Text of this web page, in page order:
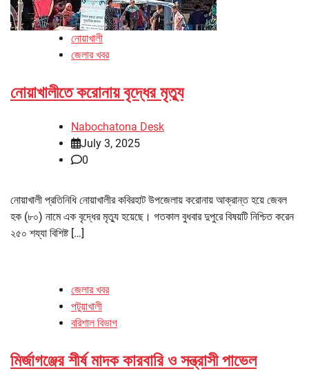
নোয়াখালী
জেলার খবর
নোয়াখালীতে করোনায় বৃদ্ধের মৃত্যু
Nabochatona Desk
July 3, 2025
0
নোয়াখালী প্রতিনিধি নোয়াখালীর কবিরহাট উপজেলায় করোনায় আক্রান্ত হয়ে জেবল
হক (৮০) নামে এক বৃদ্ধের মৃত্যু হয়েছে। গতকাল বুধবার দুপুরে বিষয়টি নিশ্চিত করেন
২৫০ শয্যা বিশিষ্ট […]
জেলার খবর
পটুয়াখালী
বরিশাল বিভাগ
মির্জাগঞ্জের শীর্ষ মাদক কারবারি ও সন্ত্রাসী পাভেল